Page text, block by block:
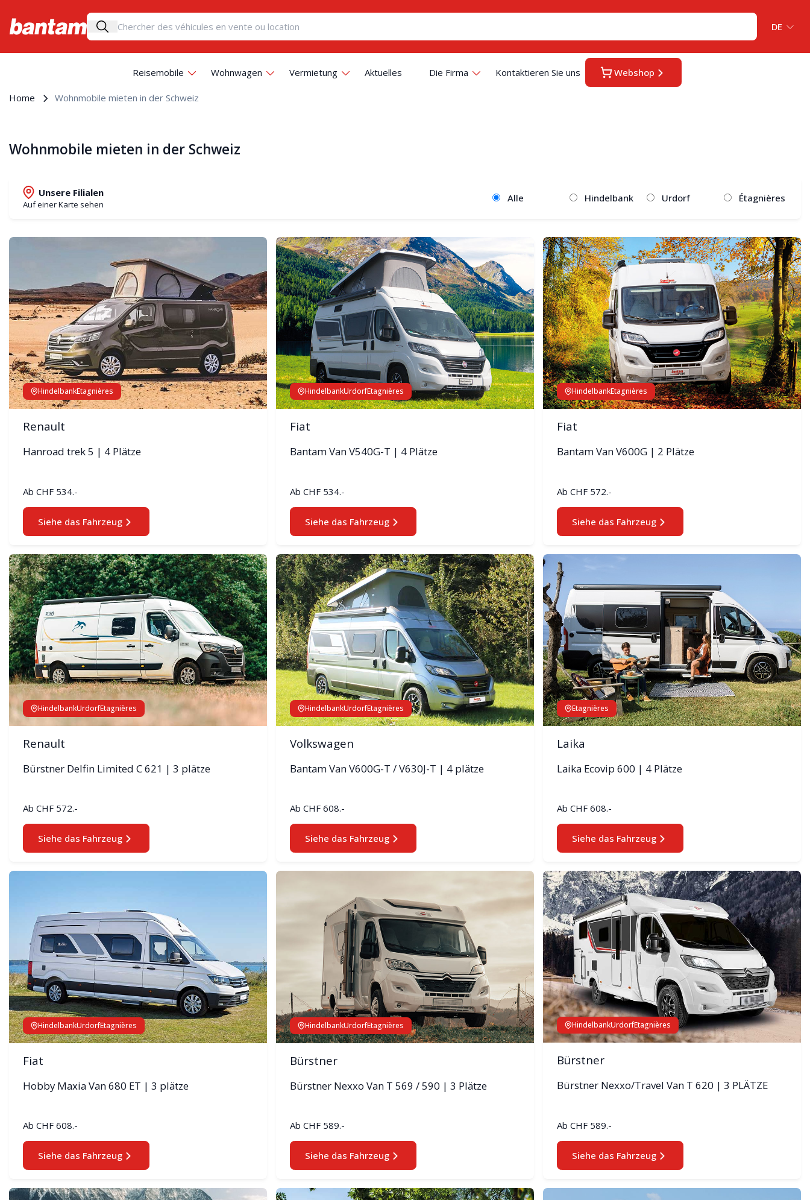
DE
Reisemobile Wohnwagen Vermietung Aktuelles Die Firma Kontaktieren Sie uns Webshop
Home Wohnmobile mieten in der Schweiz
Wohnmobile mieten in der Schweiz
Unsere Filialen
Auf einer Karte sehen
Alle Étagnières
Hindelbank Urdorf
Etagnières
Hindelbank
Renault
Hanroad trek 5 | 4 Plätze
Ab CHF 534.-
Siehe das Fahrzeug
Etagnières
HindelbankUrdorf
Fiat
Bantam Van V540G-T | 4 Plätze
Ab CHF 534.-
Siehe das Fahrzeug
Etagnières
Hindelbank
Fiat
Bantam Van V600G | 2 Plätze
Ab CHF 572.-
Siehe das Fahrzeug
Etagnières
HindelbankUrdorf
Renault
Bürstner Delfin Limited C 621 | 3 plätze
Ab CHF 572.-
Siehe das Fahrzeug
Etagnières
HindelbankUrdorf
Volkswagen
Bantam Van V600G-T / V630J-T | 4 plätze
Ab CHF 608.-
Siehe das Fahrzeug
Etagnières
Laika
Laika Ecovip 600 | 4 Plätze
Ab CHF 608.-
Siehe das Fahrzeug
Etagnières
HindelbankUrdorf
Fiat
Hobby Maxia Van 680 ET | 3 plätze
Ab CHF 608.-
Siehe das Fahrzeug
Etagnières
HindelbankUrdorf
Bürstner
Bürstner Nexxo Van T 569 / 590 | 3 Plätze
Ab CHF 589.-
Siehe das Fahrzeug
Etagnières
HindelbankUrdorf
Bürstner
Bürstner Nexxo/Travel Van T 620 | 3 PLÄTZE
Ab CHF 589.-
Siehe das Fahrzeug